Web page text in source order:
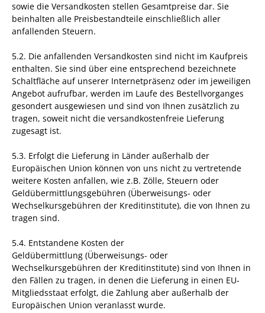
sowie die Versandkosten stellen Gesamtpreise dar. Sie
beinhalten alle Preisbestandteile einschließlich aller
anfallenden Steuern.
5.2. Die anfallenden Versandkosten sind nicht im Kaufpreis
enthalten. Sie sind über eine entsprechend bezeichnete
Schaltfläche auf unserer Internetpräsenz oder im jeweiligen
Angebot aufrufbar, werden im Laufe des Bestellvorganges
gesondert ausgewiesen und sind von Ihnen zusätzlich zu
tragen, soweit nicht die versandkostenfreie Lieferung
zugesagt ist.
5.3. Erfolgt die Lieferung in Länder außerhalb der
Europäischen Union können von uns nicht zu vertretende
weitere Kosten anfallen, wie z.B. Zölle, Steuern oder
Geldübermittlungsgebühren (Überweisungs- oder
Wechselkursgebühren der Kreditinstitute), die von Ihnen zu
tragen sind.
5.4. Entstandene Kosten der
Geldübermittlung (Überweisungs- oder
Wechselkursgebühren der Kreditinstitute) sind von Ihnen in
den Fällen zu tragen, in denen die Lieferung in einen EU-
Mitgliedsstaat erfolgt, die Zahlung aber außerhalb der
Europäischen Union veranlasst wurde.